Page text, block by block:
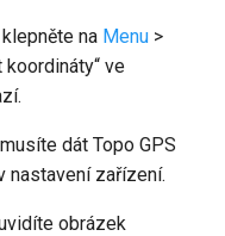
na Menu >
koordináty“ ve
dát Topo GPS
nastavení zařízení.
obrázek